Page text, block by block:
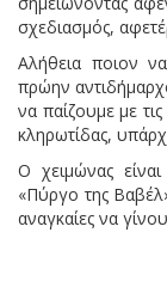
σχεδιασμός,
Αλήθεια ποιον
πρώην
να παίζουμε με
κληρωτίδας,
Ο χειμώνας
«Πύργο της
αναγκαίες να